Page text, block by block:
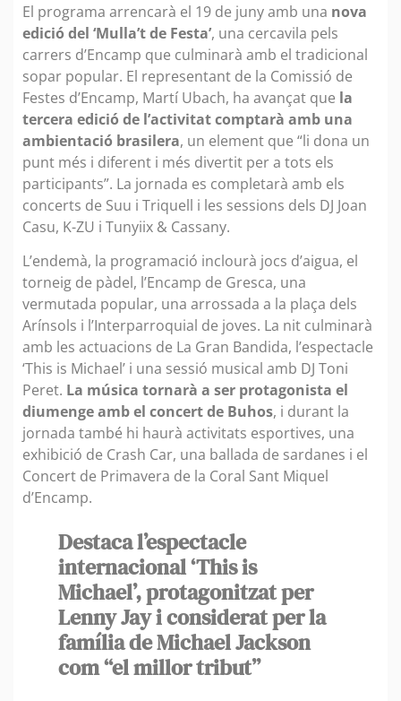
El programa arrencarà el 19 de juny amb una nova
edició del ‘Mulla’t de Festa’, una cercavila pels
carrers d’Encamp que culminarà amb el tradicional
sopar popular. El representant de la Comissió de
Festes d’Encamp, Martí Ubach, ha avançat que la
tercera edició de l’activitat comptarà amb una
ambientació brasilera, un element que “li dona un
punt més i diferent i més divertit per a tots els
participants”. La jornada es completarà amb els
concerts de Suu i Triquell i les sessions dels DJ Joan
Casu, K-ZU i Tunyiix & Cassany.
L’endemà, la programació inclourà jocs d’aigua, el
torneig de pàdel, l’Encamp de Gresca, una
vermutada popular, una arrossada a la plaça dels
Arínsols i l’Interparroquial de joves. La nit culminarà
amb les actuacions de La Gran Bandida, l’espectacle
‘This is Michael’ i una sessió musical amb DJ Toni
Peret. La música tornarà a ser protagonista el
diumenge amb el concert de Buhos, i durant la
jornada també hi haurà activitats esportives, una
exhibició de Crash Car, una ballada de sardanes i el
Concert de Primavera de la Coral Sant Miquel
d’Encamp.
Destaca l’espectacle
internacional ‘This is
Michael’, protagonitzat per
Lenny Jay i considerat per la
família de Michael Jackson
com “el millor tribut”